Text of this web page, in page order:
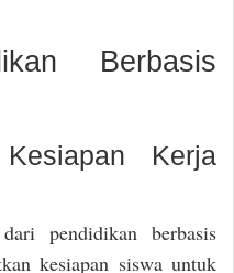
Berbasis
Kerja
pendidikan berbasis
kesiapan siswa untuk